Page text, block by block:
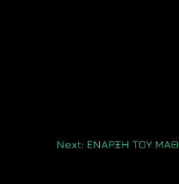
Next: ΕΝΑΡΞΗ ΤΟΥ